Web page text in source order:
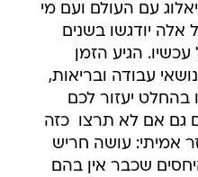
עם העולם ועם מי
אלה יודגשו בשנים
הגיע הזמן
עבודה ובריאות,
בהחלט יעזור לכם
גם אם לא תרצו  כזה
אמיתי: עושה חריש
שכבר אין בהם